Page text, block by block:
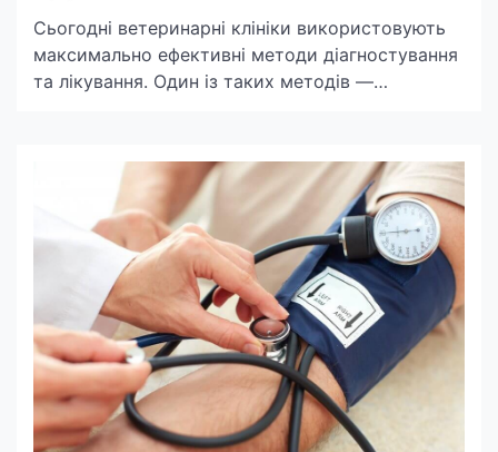
Сьогодні ветеринарні клініки використовують
максимально ефективні методи діагностування
та лікування. Один із таких методів —
швидкість надання професіональної допомоги.
Ветеринарне обладнання БІОВЕТ — це
функціональні прилади виробництва ECORAY,
IMAX та інших відомих торгових марок.
Південнокорейська компанія ECORAY почала
свою діяльність 1996 року з розробки
технології […]